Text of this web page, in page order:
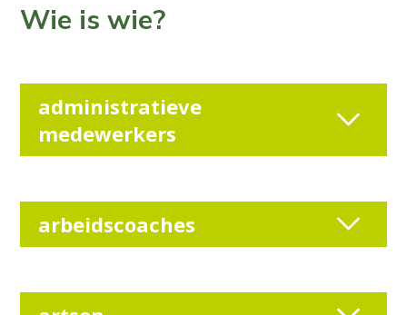
Wie is wie?
administratieve
medewerkers
arbeidscoaches